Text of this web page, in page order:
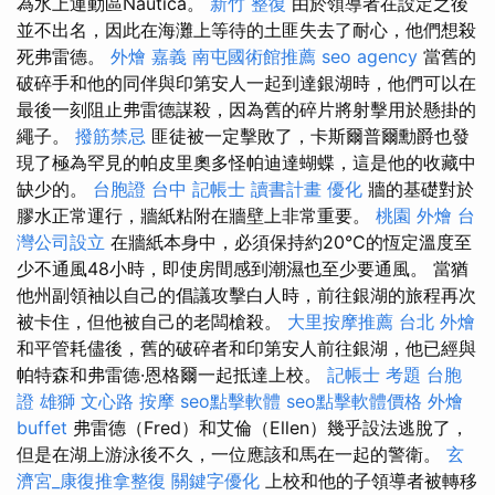
並不出名，因此在海灘上等待的土匪失去了耐心，他們想殺
死弗雷德。 外燴 嘉義 南屯國術館推薦 seo agency 當舊的
破碎手和他的同伴與印第安人一起到達銀湖時，他們可以在
最後一刻阻止弗雷德謀殺，因為舊的碎片將射擊用於懸掛的
繩子。 撥筋禁忌 匪徒被一定擊敗了，卡斯爾普爾勳爵也發
現了極為罕見的帕皮里奧多怪帕迪達蝴蝶，這是他的收藏中
缺少的。 台胞證 台中 記帳士 讀書計畫 優化 牆的基礎對於
膠水正常運行，牆紙粘附在牆壁上非常重要。 桃園 外燴 台
灣公司設立 在牆紙本身中，必須保持約20°C的恆定溫度至
少不通風48小時，即使房間感到潮濕也至少要通風。 當猶
他州副領袖以自己的倡議攻擊白人時，前往銀湖的旅程再次
被卡住，但他被自己的老闆槍殺。 大里按摩推薦 台北 外燴
和平管耗儘後，舊的破碎者和印第安人前往銀湖，他已經與
帕特森和弗雷德·恩格爾一起抵達上校。 記帳士 考題 台胞
證 雄獅 文心路 按摩 seo點擊軟體 seo點擊軟體價格 外燴
buffet 弗雷德（Fred）和艾倫（Ellen）幾乎設法逃脫了，
但是在湖上游泳後不久，一位應該和馬在一起的警衛。 玄
濟宮_康復推拿整復 關鍵字優化 上校和他的子領導者被轉移